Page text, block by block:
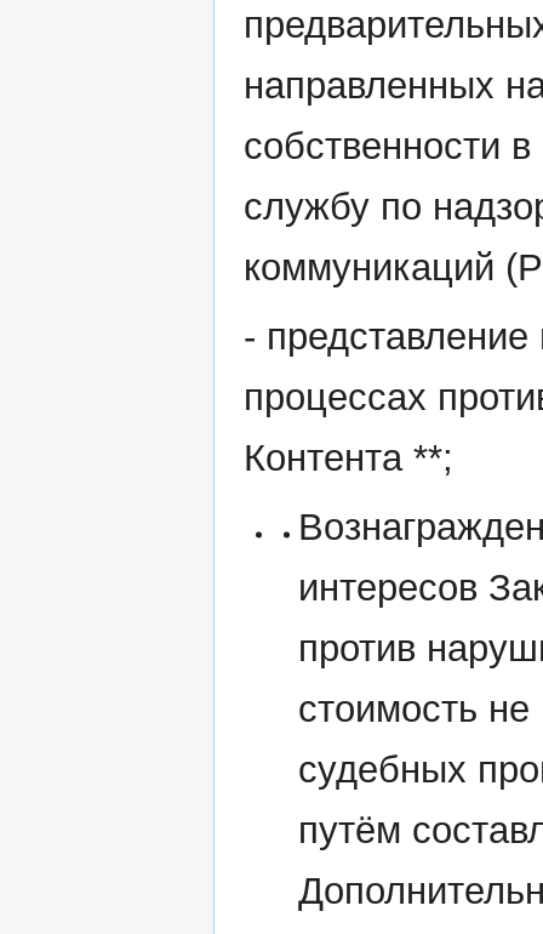
направленных
собственности
службу по
коммуникаций
-
процессах
Контента **;
интересов
против
стоимость
судебных
путём